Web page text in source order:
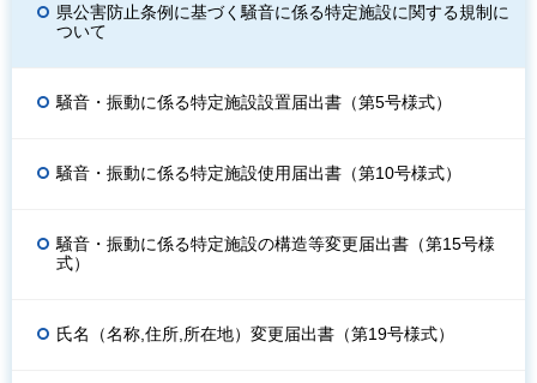
県公害防止条例に基づく騒音に係る特定施設に関する規制に
ついて
騒音・振動に係る特定施設設置届出書（第5号様式）
騒音・振動に係る特定施設使用届出書（第10号様式）
騒音・振動に係る特定施設の構造等変更届出書（第15号様
式）
氏名（名称,住所,所在地）変更届出書（第19号様式）